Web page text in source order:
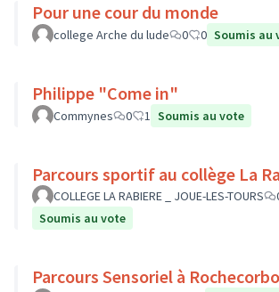
Pour une cour du monde
college Arche du lude 0 0 Soumis au
Philippe "Come in"
Commynes 0 1 Soumis au vote
Parcours sportif au collège La
COLLEGE LA RABIERE _ JOUE-LES-TOURS
Soumis au vote
Parcours Sensoriel à